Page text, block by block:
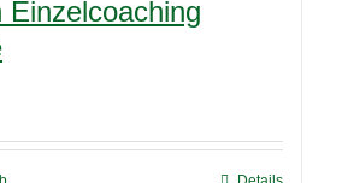
Einzelcoaching